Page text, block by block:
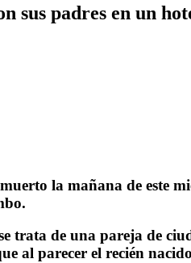
sus padres en un
la mañana de este
trata de una pareja de
al parecer el recién